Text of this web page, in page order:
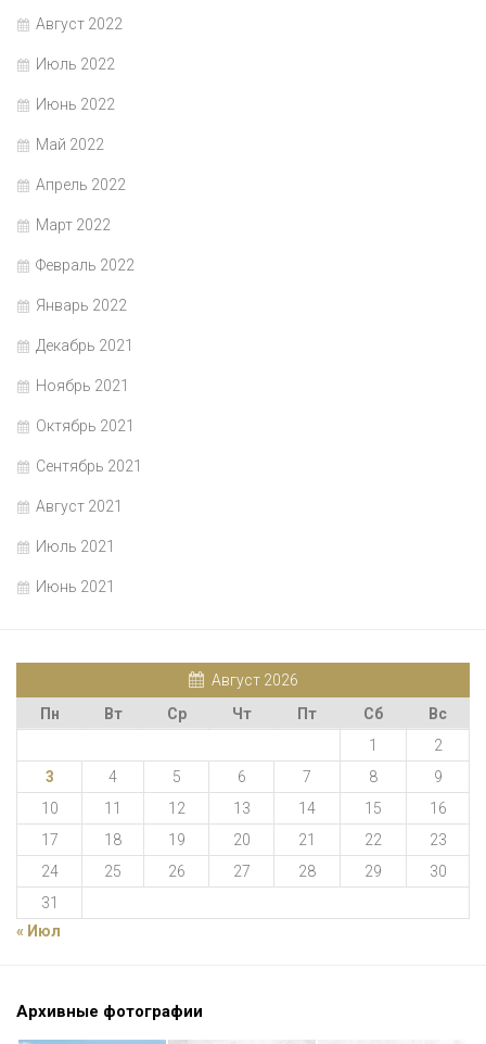
Август 2022
Июль 2022
Июнь 2022
Май 2022
Апрель 2022
Март 2022
Февраль 2022
Январь 2022
Декабрь 2021
Ноябрь 2021
Октябрь 2021
Сентябрь 2021
Август 2021
Июль 2021
Июнь 2021
Август 2026
Пн
Вт Ср Чт Пт Сб
Вс
1
2
3
4 5 6 7 8
9
10
11 12 13 14 15
16
17
18 19 20 21 22
23
24
25 26 27 28 29
30
31
« Июл
Архивные фотографии